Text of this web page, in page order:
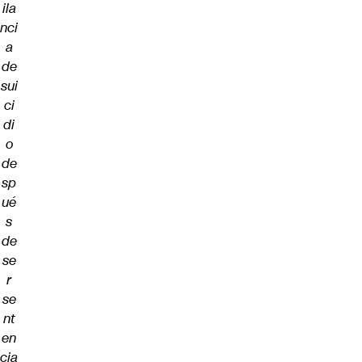
ila
nci
a
de
sui
ci
di
o
de
sp
ué
s
de
se
r
se
nt
en
cia